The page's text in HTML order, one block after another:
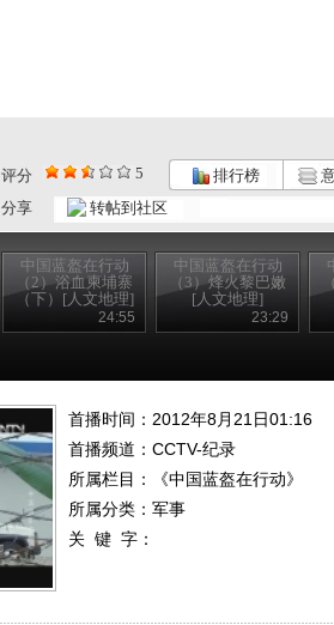
评分 5 排行榜
分享
转帖到社区
中国蓝盔在行动
（2）浴血柬埔寨
（下）[人文地理]
24:55
中国蓝盔在行动
（3）烽火黎巴嫩
[人文地理]
2012082223:29
首播时间：2012年8月21日01:16
首播频道： CCTV-纪录
所属栏目：
《中国蓝盔在行动》
所属分类：军事
关 键 字：